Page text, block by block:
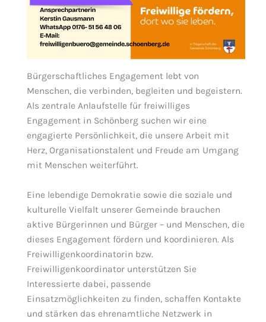
Bürgerschaftliches Engagement lebt von
Menschen, die verbinden, begleiten und begeistern.
Als zentrale Anlaufstelle für freiwilliges
Engagement in Schönberg suchen wir eine
engagierte Persönlichkeit, die unsere Arbeit mit
Herz, Organisationstalent und Freude am Umgang
mit Menschen weiterführt.
Eine lebendige Demokratie sowie die soziale und
kulturelle Vielfalt unserer Gemeinde brauchen
aktive Bürgerinnen und Bürger – und Menschen, die
dieses Engagement fördern und koordinieren. Als
Freiwilligenkoordinatorin bzw.
Freiwilligenkoordinator unterstützen Sie
Interessierte dabei, passende
Einsatzmöglichkeiten zu finden, schaffen Kontakte
und stärken das ehrenamtliche Netzwerk in